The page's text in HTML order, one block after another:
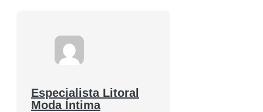
Especialista Litoral
Moda Íntima